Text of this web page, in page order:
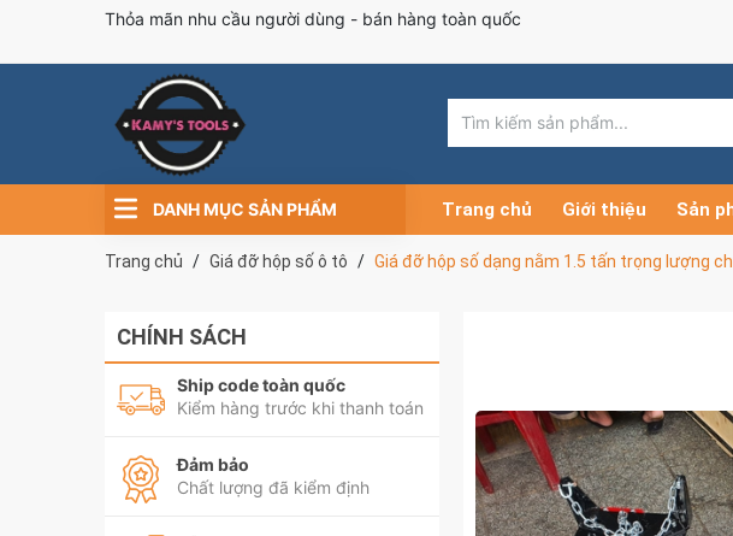
Thỏa mãn nhu cầu người dùng - bán hàng toàn quốc
DANH MỤC SẢN PHẨM Trang chủ Giới thiệu Sản
Trang chủ Giá đỡ hộp số ô tô Giá đỡ hộp số dạng nằm 1.5 tấn trọng lượng
CHÍNH SÁCH
Ship code toàn quốc
Kiểm hàng trước khi thanh toán
Đảm bảo
Chất lượng đã kiểm định